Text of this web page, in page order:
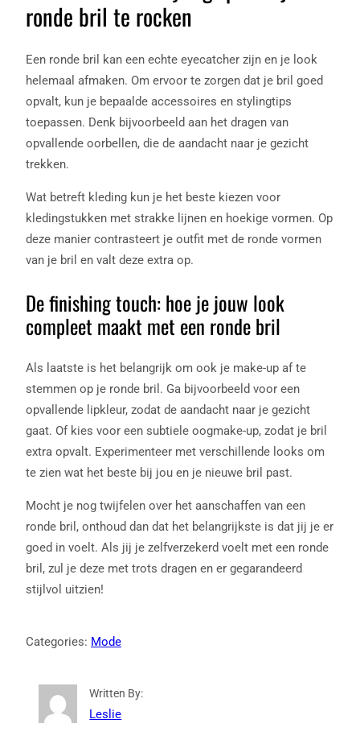
ronde bril te rocken
Een ronde bril kan een echte eyecatcher zijn en je look
helemaal afmaken. Om ervoor te zorgen dat je bril goed
opvalt, kun je bepaalde accessoires en stylingtips
toepassen. Denk bijvoorbeeld aan het dragen van
opvallende oorbellen, die de aandacht naar je gezicht
trekken.
Wat betreft kleding kun je het beste kiezen voor
kledingstukken met strakke lijnen en hoekige vormen. Op
deze manier contrasteert je outfit met de ronde vormen
van je bril en valt deze extra op.
De finishing touch: hoe je jouw look
compleet maakt met een ronde bril
Als laatste is het belangrijk om ook je make-up af te
stemmen op je ronde bril. Ga bijvoorbeeld voor een
opvallende lipkleur, zodat de aandacht naar je gezicht
gaat. Of kies voor een subtiele oogmake-up, zodat je bril
extra opvalt. Experimenteer met verschillende looks om
te zien wat het beste bij jou en je nieuwe bril past.
Mocht je nog twijfelen over het aanschaffen van een
ronde bril, onthoud dan dat het belangrijkste is dat jij je er
goed in voelt. Als jij je zelfverzekerd voelt met een ronde
bril, zul je deze met trots dragen en er gegarandeerd
stijlvol uitzien!
Categories: Mode
Written By:
Leslie